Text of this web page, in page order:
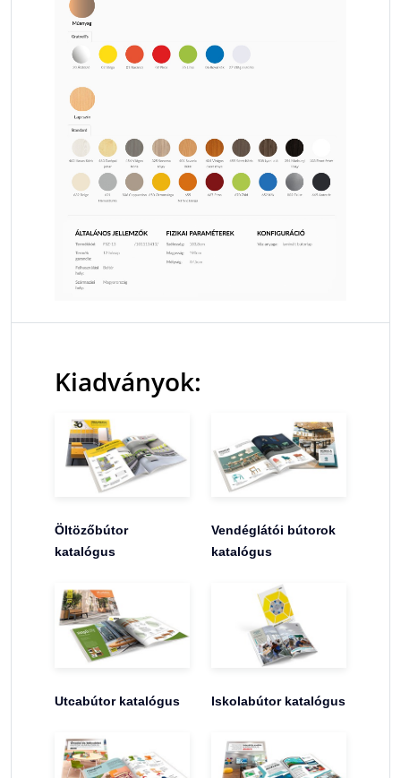
Kiadványok:
Öltözőbútor
katalógus
Vendéglátói bútorok
katalógus
Utcabútor katalógus Iskolabútor katalógus